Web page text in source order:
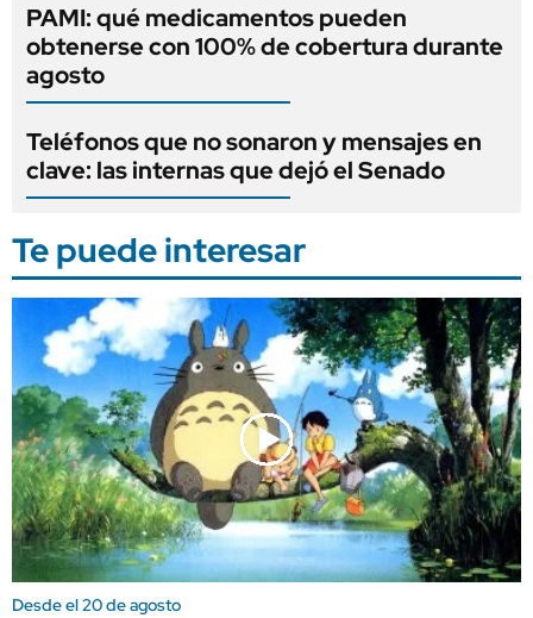
PAMI: qué medicamentos pueden
obtenerse con 100% de cobertura durante
agosto
Teléfonos que no sonaron y mensajes en
clave: las internas que dejó el Senado
Te puede interesar
Desde el 20 de agosto